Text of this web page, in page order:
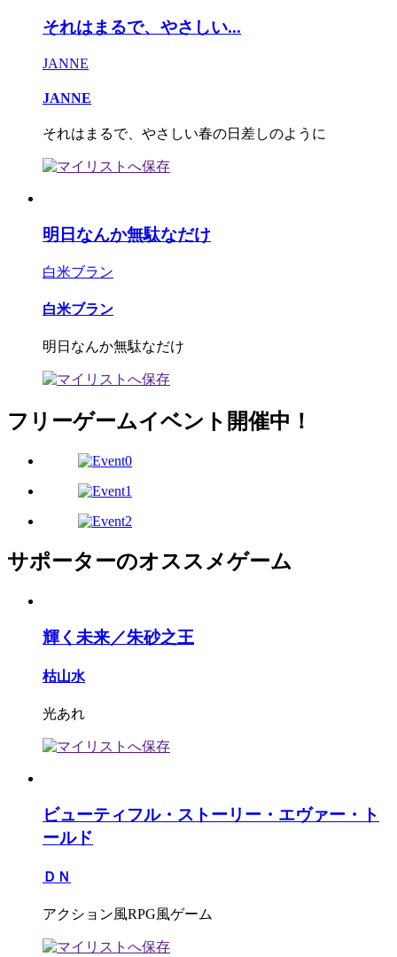
それはまるで、やさしい...
JANNE
JANNE
それはまるで、やさしい春の日差しのように
明日なんか無駄なだけ
白米ブラン
白米ブラン
明日なんか無駄なだけ
フリーゲームイベント開催中！
サポーターのオススメゲーム
輝く未来／朱砂之王
枯山水
光あれ
ビューティフル・ストーリー・エヴァー・ト
ールド
ＤＮ
アクション風RPG風ゲーム